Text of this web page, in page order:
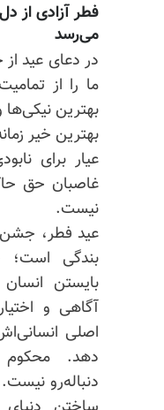
فطر آزادی از دل
می‌رسد
در دعای عید
ما را از
بهترین نیکی‌ها
بهترین خیر
عیار برای
غاصبان حق
نیست.
عید فطر، جشن
بندگی
بایستن
آگاهی و
اصلی
دهد.
دنباله‌رو